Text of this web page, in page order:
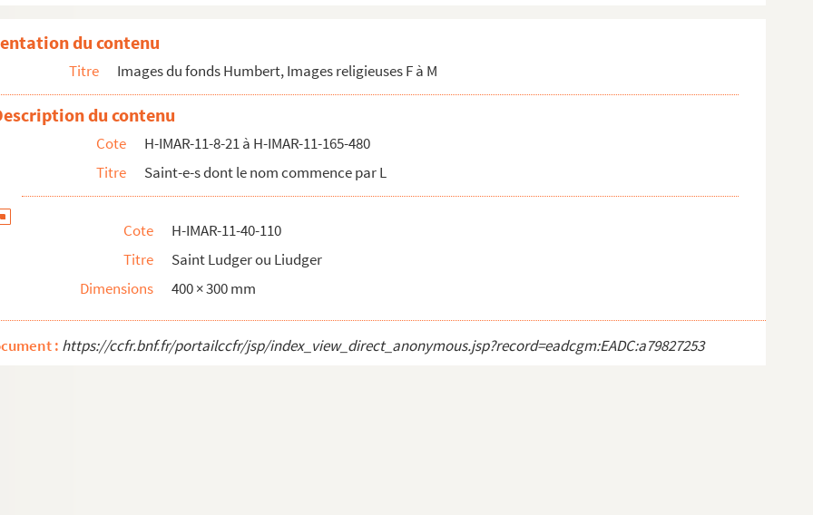
en Wesphalie
saint Gérin, martyr
du contenu
Titre Images du fonds Humbert, Images religieuses F à M
du contenu
Cote
H-IMAR-11-8-21 à H-IMAR-11-165-480
Titre
Saint-e-s dont le nom commence par L
Cote
H-IMAR-11-40-110
Titre
Saint Ludger ou Liudger
Dimensions
400 × 300 mm
: https://ccfr.bnf.fr/portailccfr/jsp/index_view_direct_anonymous.jsp?record=eadcgm:EADC:a79827253